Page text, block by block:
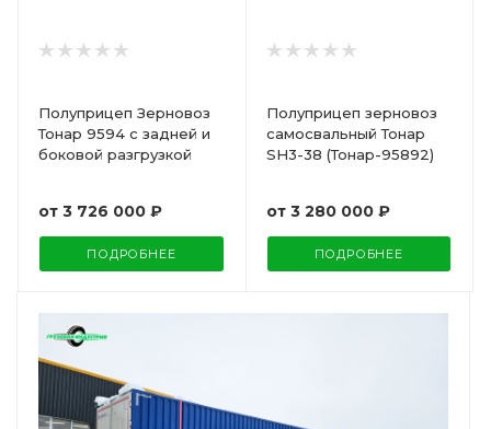
Полуприцеп Зерновоз
Тонар 9594 с задней и
боковой разгрузкой
от 3 726 000 ₽
ПОДРОБНЕЕ
Полуприцеп зерновоз
самосвальный Тонар
SH3-38 (Тонар-95892)
от 3 280 000 ₽
ПОДРОБНЕЕ